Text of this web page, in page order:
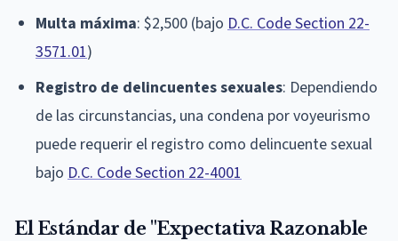
Multa máxima: $2,500 (bajo D.C. Code Section 22-
3571.01)
Registro de delincuentes sexuales: Dependiendo
de las circunstancias, una condena por voyeurismo
puede requerir el registro como delincuente sexual
bajo D.C. Code Section 22-4001
El Estándar de "Expectativa Razonable